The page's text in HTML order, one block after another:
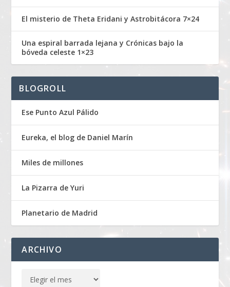
El misterio de Theta Eridani y Astrobitácora 7×24
Una espiral barrada lejana y Crónicas bajo la
bóveda celeste 1×23
BLOGROLL
Ese Punto Azul Pálido
Eureka, el blog de Daniel Marín
Miles de millones
La Pizarra de Yuri
Planetario de Madrid
ARCHIVO